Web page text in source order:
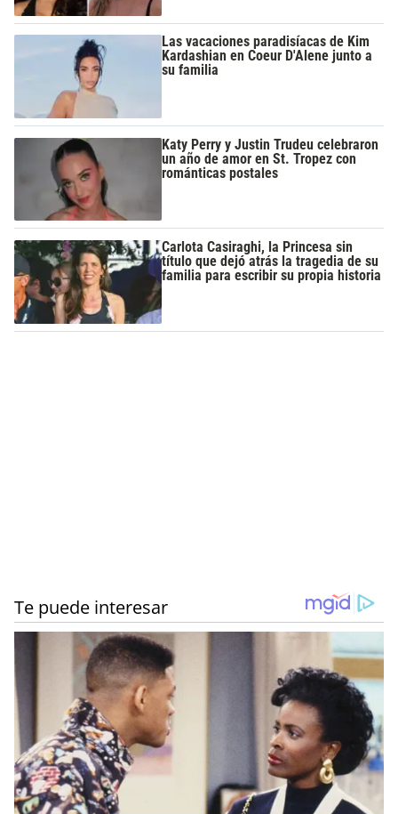
Las vacaciones paradisíacas de Kim
Kardashian en Coeur D'Alene junto a
su familia
Katy Perry y Justin Trudeu celebraron
un año de amor en St. Tropez con
románticas postales
Carlota Casiraghi, la Princesa sin
título que dejó atrás la tragedia de su
familia para escribir su propia historia